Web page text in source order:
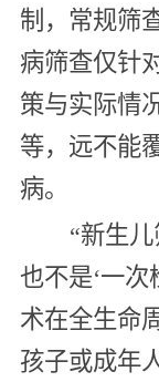
制，常规筛
病筛查仅针
策与实际情
等，远不能
病。
“新生
也不是‘一次
术在全生命
孩子或成年